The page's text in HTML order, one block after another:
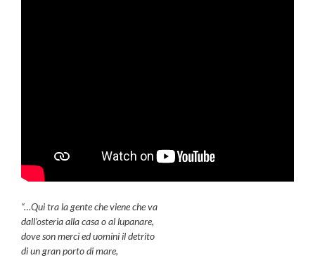
“…Qui tra la gente che viene che va
dall’osteria alla casa o al lupanare,
dove son merci ed uomini il detrito
di un gran porto di mare,